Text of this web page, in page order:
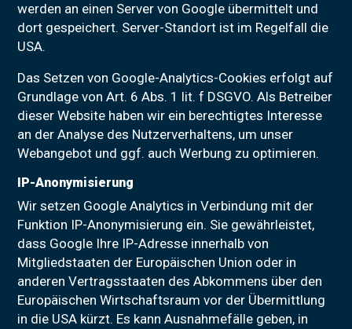
werden an einen Server von Google übermittelt und
dort gespeichert. Server-Standort ist im Regelfall die
USA.
Das Setzen von Google-Analytics-Cookies erfolgt auf
Grundlage von Art. 6 Abs. 1 lit. f DSGVO. Als Betreiber
dieser Website haben wir ein berechtigtes Interesse
an der Analyse des Nutzerverhaltens, um unser
Webangebot und ggf. auch Werbung zu optimieren.
IP-Anonymisierung
Wir setzen Google Analytics in Verbindung mit der
Funktion IP-Anonymisierung ein. Sie gewährleistet,
dass Google Ihre IP-Adresse innerhalb von
Mitgliedstaaten der Europäischen Union oder in
anderen Vertragsstaaten des Abkommens über den
Europäischen Wirtschaftsraum vor der Übermittlung
in die USA kürzt. Es kann Ausnahmefälle geben, in